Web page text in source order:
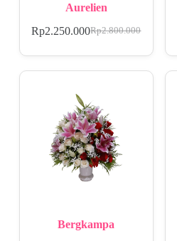
Aurelien
Rp2.800.000
Rp2.250.000
Bergkampa